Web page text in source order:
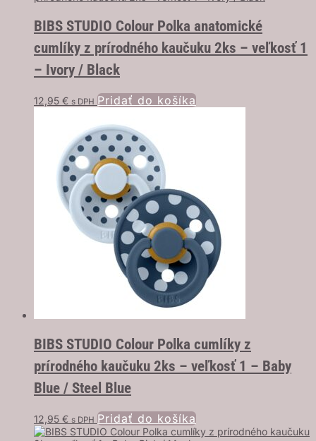
BIBS STUDIO Colour Polka anatomické
cumlíky z prírodného kaučuku 2ks – veľkosť 1
– Ivory / Black
12,95 € s DPH Pridať do košíka
BIBS STUDIO Colour Polka cumlíky z
prírodného kaučuku 2ks – veľkosť 1 – Baby
Blue / Steel Blue
12,95 € s DPH Pridať do košíka